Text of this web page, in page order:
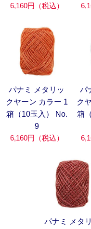
6,160円（税込）
パナミ メタリッ
クヤーン カラー 1
箱（10玉入） No.
9
6,160円（税込）
パ
ク
箱
パナミ メタ